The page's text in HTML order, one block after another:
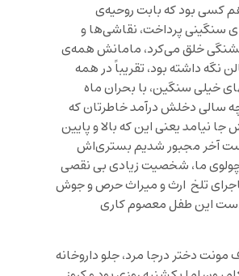
کسی بود که بابت روحیه‌ی
سنگینی پرداخت، نقاشی‌ها و
خلق می‌کرد، مامانش همه‌ی
نگه داشته بود، تقریباً در همه
خیلی سنگین، با بحران ماه
سالی دخلش درآمد خاطرتان که
نیامد یعنی این که بالا و پایین
آخر مجبور شدیم بستری‌اش
ما، شخصیت زیادی بی نقصی
تلخ ارث و میراث حرص و جوش
دست این طفل معصوم کاری
مونت دختر درجا مرد، جلو داروخانه